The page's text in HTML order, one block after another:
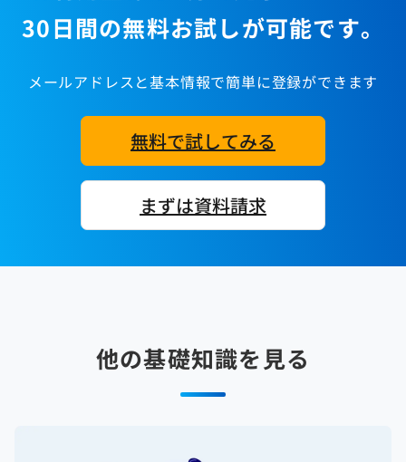
30日間の無料お試しが可能です。
メールアドレスと基本情報で簡単に登録ができます
無料で試してみる
まずは資料請求
他の基礎知識を見る